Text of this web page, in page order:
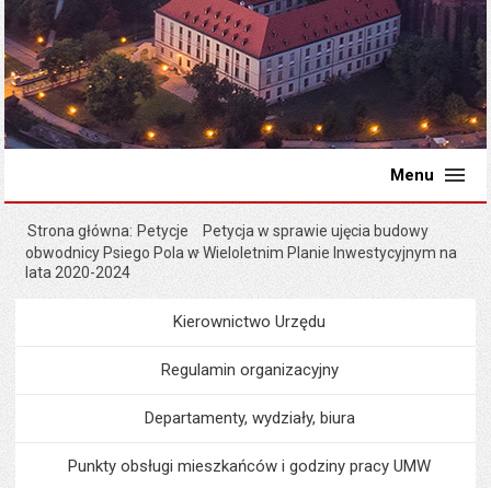
Menu
Strona główna Petycje
Petycja w sprawie ujęcia budowy
obwodnicy Psiego Pola w Wieloletnim Planie Inwestycyjnym na
lata 2020-2024
MenuUrząd Miejski
Kierownictwo Urzędu
Regulamin organizacyjny
Departamenty, wydziały, biura
Punkty obsługi mieszkańców i godziny pracy UMW